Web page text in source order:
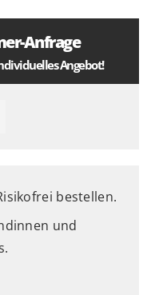
Anfrage
Angebot!
bestellen.
und